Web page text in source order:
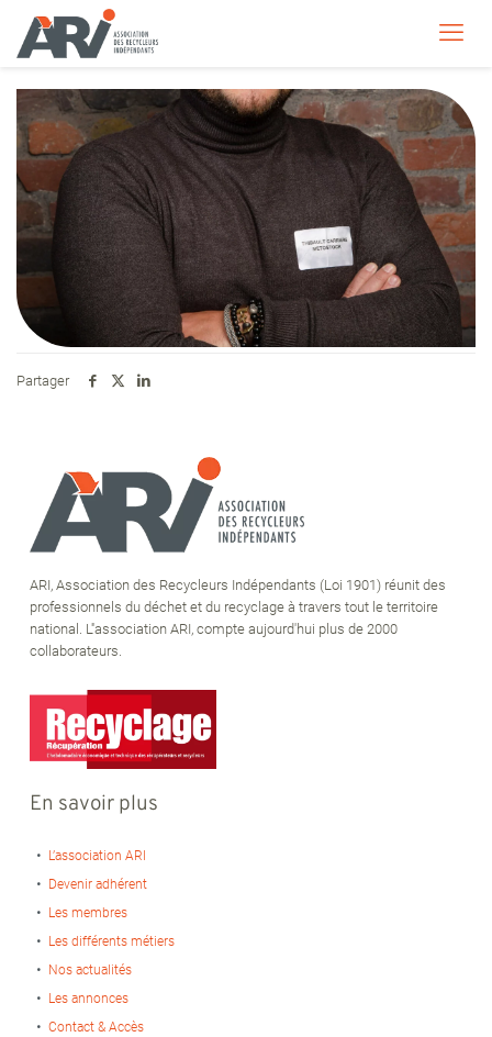
Partager
ARI, Association des Recycleurs Indépendants (Loi 1901) réunit des
professionnels du déchet et du recyclage à travers tout le territoire
national. L''association ARI, compte aujourd'hui plus de 2000
collaborateurs.
En savoir plus
L’association ARI
Devenir adhérent
Les membres
Les différents métiers
Nos actualités
Les annonces
Contact & Accès